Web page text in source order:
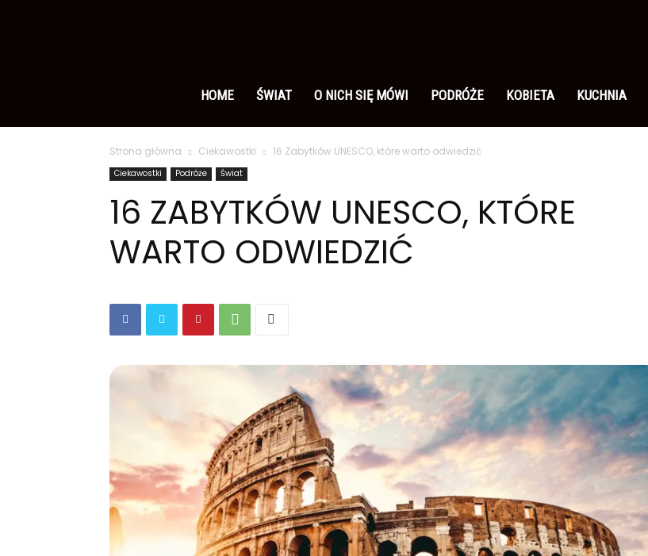
polsku
HOME ŚWIAT O NICH SIĘ MÓWI PODRÓŻE KOBIETA KUCHNIA
Strona główna Ciekawostki 16 Zabytków UNESCO, które warto odwiedzić
Ciekawostki Podróże Świat
16 ZABYTKÓW UNESCO, KTÓRE
WARTO ODWIEDZIĆ